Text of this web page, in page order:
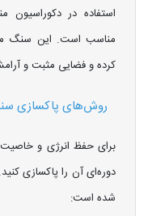
استفاده در دکوراسیون
مناسب است. این سنگ
کرده و فضایی مثبت و
روش‌های پاکسازی
برای حفظ انرژی و
دوره‌ای آن را پاکسازی
شده است: